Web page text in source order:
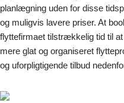
planlægning uden for disse
og muligvis lavere priser. At
flyttefirmaet tilstrækkelig tid til
mere glat og organiseret
og uforpligtigende tilbud